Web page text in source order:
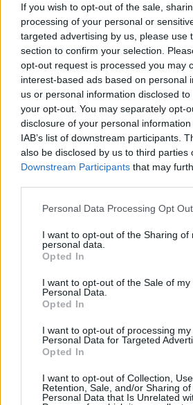
If you wish to opt-out of the sale,
processing of your personal or
targeted advertising by us, please use
section to confirm your selection.
opt-out request is processed you may
interest-based ads based on personal
us or personal information disclosed
your opt-out. You may separately opt-
disclosure of your personal
IAB’s list of downstream participants.
also be disclosed by us to third parties
Downstream Participants that may
Please note that this website/app uses
not limited to your visit or usage
grant or deny consent to Google and
use your data for below specified
consent section.
Personal Data Processing Opt
I want to opt-out of the Sharing of
personal data.
Opted In
I want to opt-out of the Sale of my
Personal Data.
Opted In
I want to opt-out of processing my
Personal Data for Targeted
Opted In
I want to opt-out of Collection, Use,
Retention, Sale, and/or Sharing of
Personal Data that Is Unrelated
használták.A riasztók
folyamatosan és
engedély nélkül. Aztán
később elmentek és
hagyták az egész
a kameráról se szedték
ragasztószalagot. Én
volna az ajtót bárki is
híresség vagy sem.
neki kávét, hozok
egy nagyszerű
nekik annyira se volt
hogy engedélyt kérjenek.
kiszolgálták magukat.” –
Power. A tulajdonos
beszélt később az egyik
egyik embere mondta,